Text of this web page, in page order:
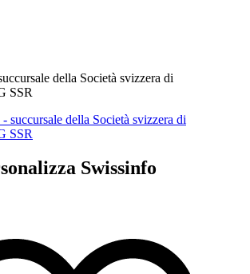
della Società svizzera di
SSR
Swissinfo